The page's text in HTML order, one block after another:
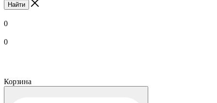
Найти
0
0
Корзина